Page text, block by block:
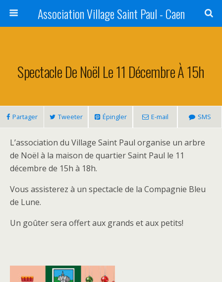
Association Village Saint Paul - Caen
Spectacle De Noël Le 11 Décembre À 15h
Partager Tweeter Épingler E-mail SMS
L’association du Village Saint Paul organise un arbre
de Noël à la maison de quartier Saint Paul le 11
décembre de 15h à 18h.
Vous assisterez à un spectacle de la Compagnie Bleu
de Lune.
Un goûter sera offert aux grands et aux petits!